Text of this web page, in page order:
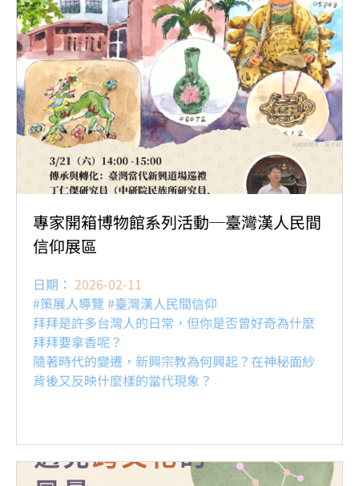
專家開箱博物館系列活動─臺灣漢人民間
信仰展區
日期： 2026-02-11
#策展人導覽 #臺灣漢人民間信仰
拜拜是許多台灣人的日常，但你是否曾好奇為什麼
拜拜要拿香呢？
隨著時代的變遷，新興宗教為何興起？在神秘面紗
背後又反映什麼樣的當代現象？